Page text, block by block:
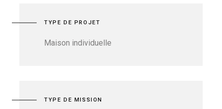
TYPE DE PROJET
Maison individuelle
TYPE DE MISSION